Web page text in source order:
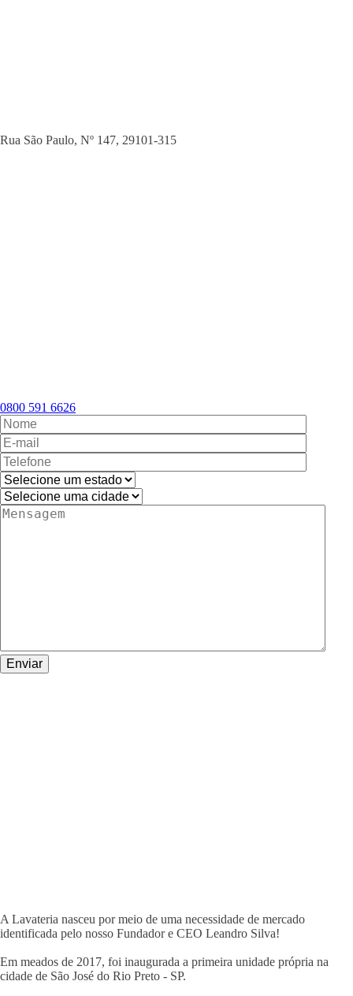
Rua São Paulo, Nº 147, 29101-315
0800 591 6626
A Lavateria nasceu por meio de uma necessidade de mercado
identificada pelo nosso Fundador e CEO Leandro Silva!
Em meados de 2017, foi inaugurada a primeira unidade própria na
cidade de São José do Rio Preto - SP.